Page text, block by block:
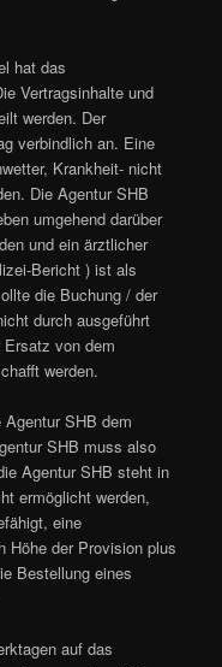
hat das
Vertragsinhalte und
werden. Der
verbindlich an. Eine
Krankheit- nicht
Die Agentur SHB
umgehend darüber
und ein ärztlicher
Bericht ) ist als
die Buchung / der
durch ausgeführt
von dem
werden.
SHB dem
SHB muss also
Agentur SHB steht in
ermöglicht werden,
eine
Höhe der Provision plus
Bestellung eines
auf das